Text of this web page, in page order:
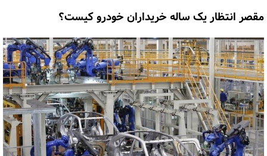
مقصر انتظار یک ساله خریداران خودرو کیست؟